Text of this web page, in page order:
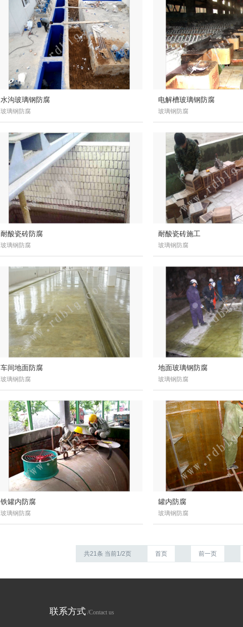
水沟玻璃钢防腐
玻璃钢防腐
电解槽玻璃钢防腐
玻璃钢防腐
耐酸瓷砖防腐
玻璃钢防腐
耐酸瓷砖施工
玻璃钢防腐
车间地面防腐
玻璃钢防腐
地面玻璃钢防腐
玻璃钢防腐
铁罐内防腐
玻璃钢防腐
罐内防腐
玻璃钢防腐
共21条 当前1/2页 首页 前一页
联系方式/Contact us